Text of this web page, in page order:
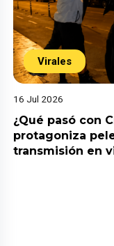
Virales
16 Jul 2026
¿Qué pasó con
protagoniza
transmisión en